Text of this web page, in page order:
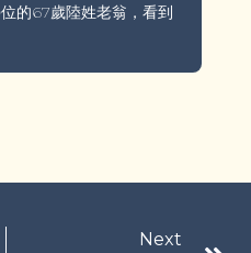
的67歲陸姓老翁，看到
Next